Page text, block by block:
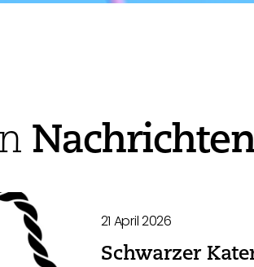
21 April 2026
Schwarzer